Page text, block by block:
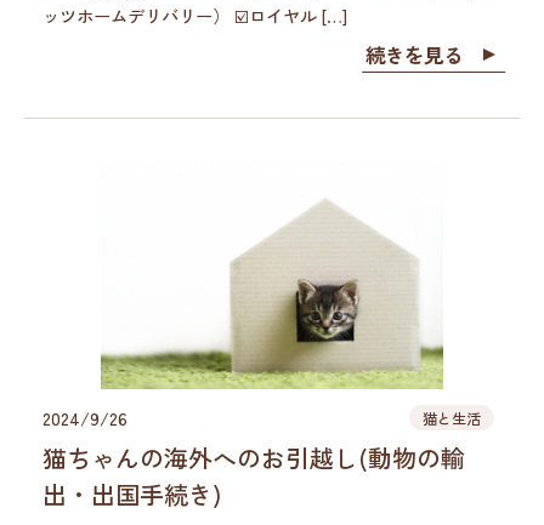
ッツホームデリバリー） ☑️ロイヤル […]
続きを見る
2024/9/26 猫と生活
猫ちゃんの海外へのお引越し(動物の輸
出・出国手続き)